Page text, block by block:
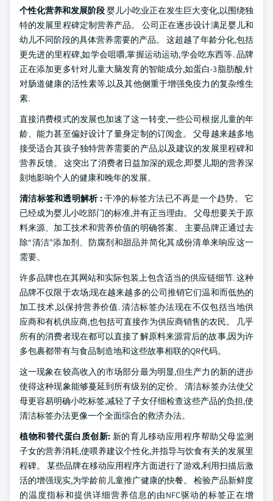
个性化营养和发展阶段婴儿小吃业正在发生巨大变化,以围绕独
特的发展里程碑定制营养产品。 公司正在逐步设计满足婴儿和
幼儿不同阶段的具体营养需要的产品。 这超越了年龄分化,包括
更先进的里程碑,如学会咀嚼,掌握运动运动,学会吃东西等. 品牌
正在添加更多针对儿童大脑发育的智能成分,如蛋白-3脂肪酸,针
对肠道健康的活性素等,以及其他侧重于增强免疫力的复杂维生
素.
直接消费模式的发展也加速了这一转变,一些公司根据儿童的年
龄、能力甚至偏好设计了量身定制的订阅盒。 父母越来越多地
接受适合其孩子独特营养需要的产品,以及建议的发展里程碑和
营养反馈。 这突出了消费者日益加深的观念,即婴儿期的营养深
刻地影响个人的健康和晚年的发展。
清洁标签和透明解析 :干净的标签方法已不再是一个趋势。 它
已经成为婴儿小吃部门的标准,并有正当理由。 父母想要关于原
料来源、加工技术和营养价值的明确答案。 主要品牌正通过去
除“清洁”添加剂、防腐剂和甜品并简化其成份清单来响应这一
需要。
许多品牌也在其网站和实际包装上包含适当的供应链细节. 这种
品牌不仅限于农场;现在越来越多的公司推销它们温和而低热的
加工技术,以保持营养价值. 清洁标签办法现在不仅包括当地供
应商和有机供应商,也包括可直接作为供应商销售的农民。 几乎
所有的消费者现在都可以直接了解原料来源背后的故事,因为许
多包裹都带有与食品制造地和这些故事相联的QR代码。
这一现象在较高收入的市场部分最为明显,但生产力的新的进步
使得这种现象能够蔓延到所有级别的定价。 清洁标签办法使父
母更容易明确小吃标签,减轻了子女仔细检查这些产品的负担,使
清洁标签办法更像一个全面综合的救济办法。
植物和替代蛋白质创新: 新的育儿移动应用程序帮助父母监测
子女的营养消耗,使喂养建议个性化,并指导与饮食有关的发展里
程碑。 某些品牌在移动应用程序方面进行了游戏,利用扫描后激
活的增强现实,为学龄前儿童推广健康的快餐。 检验产品新鲜度
的温度指标和提供详细营养信息的由NFC驱动的标签正在增